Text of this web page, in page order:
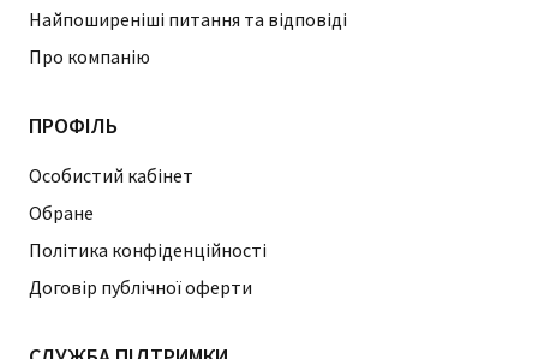
Найпоширеніші питання та відповіді
Про компанію
ПРОФІЛЬ
Особистий кабінет
Обране
Політика конфіденційності
Договір публічної оферти